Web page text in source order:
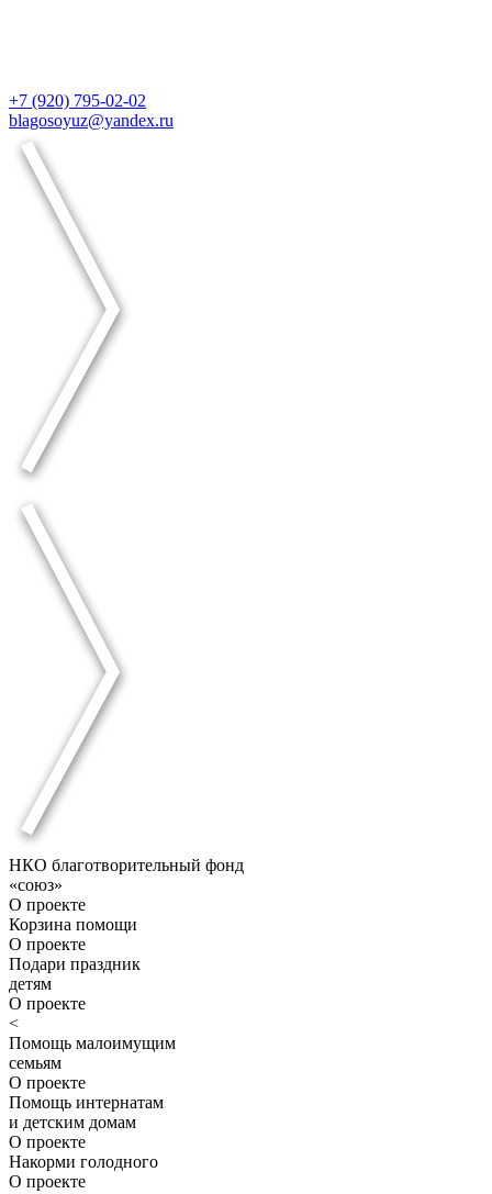
+7 (920) 795-02-02
blagosoyuz@yandex.ru
НКО благотворительный фонд
«союз»
О проекте
Корзина помощи
О проекте
Подари праздник
детям
О проекте
<
Помощь малоимущим
семьям
О проекте
Помощь интернатам
и детским домам
О проекте
Накорми голодного
О проекте